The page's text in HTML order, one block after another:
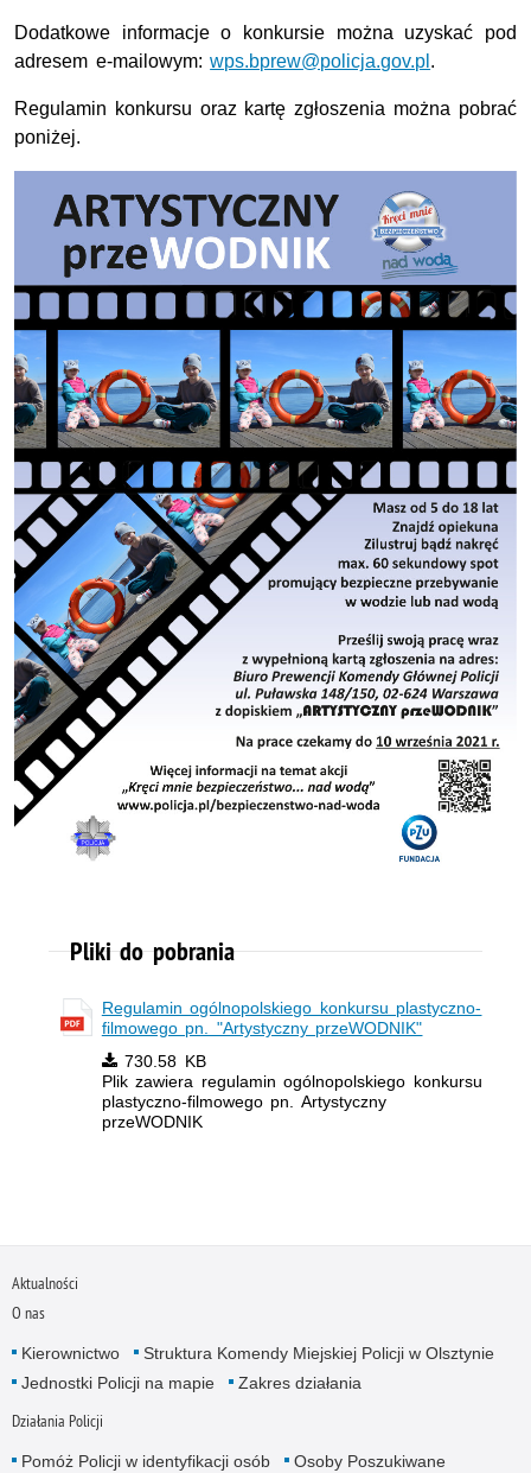
Dodatkowe informacje o konkursie można uzyskać pod
adresem e-mailowym:wps.bprew@policja.gov.pl .
Regulamin konkursu oraz kartę zgłoszenia można pobrać
poniżej.
Pliki do pobrania
Regulamin ogólnopolskiego konkursu plastyczno-
filmowego pn. "Artystyczny przeWODNIK"
730.58 KB
Plik zawiera regulamin ogólnopolskiego konkursu
plastyczno-filmowego pn. Artystyczny
przeWODNIK
Aktualności
O nas
Kierownictwo
Struktura Komendy Miejskiej Policji w Olsztynie
Jednostki Policji na mapie
Zakres działania
Działania Policji
Pomóż Policji w identyfikacji osób
Osoby Poszukiwane